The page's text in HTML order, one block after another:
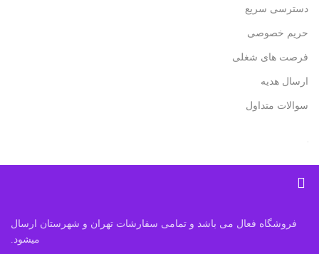
دسترسی سریع
حریم خصوصی
فرصت های شغلی
ارسال هدیه
سوالات متداول
فروشگاه فعال می باشد و تمامی سفارشات تهران و شهرستان ارسال
میشود.